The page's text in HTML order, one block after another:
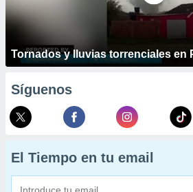
Tornados y lluvias torrenciales en
Síguenos
El Tiempo en tu email